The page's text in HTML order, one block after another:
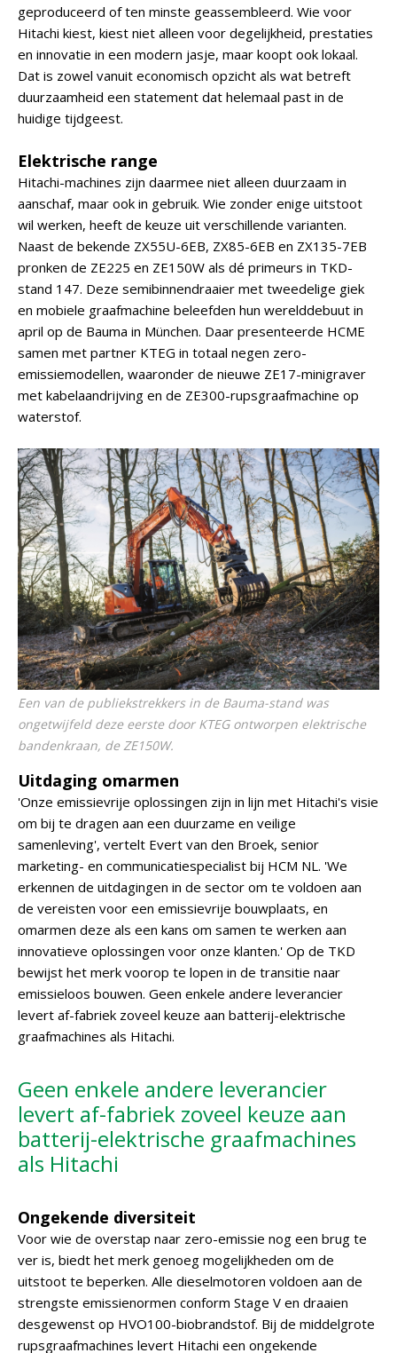
geproduceerd of ten minste geassembleerd. Wie voor
Hitachi kiest, kiest niet alleen voor degelijkheid, prestaties
en innovatie in een modern jasje, maar koopt ook lokaal.
Dat is zowel vanuit economisch opzicht als wat betreft
duurzaamheid een statement dat helemaal past in de
huidige tijdgeest.
Elektrische range
Hitachi-machines zijn daarmee niet alleen duurzaam in
aanschaf, maar ook in gebruik. Wie zonder enige uitstoot
wil werken, heeft de keuze uit verschillende varianten.
Naast de bekende ZX55U-6EB, ZX85-6EB en ZX135-7EB
pronken de ZE225 en ZE150W als dé primeurs in TKD-
stand 147. Deze semibinnendraaier met tweedelige giek
en mobiele graafmachine beleefden hun werelddebuut in
april op de Bauma in München. Daar presenteerde HCME
samen met partner KTEG in totaal negen zero-
emissiemodellen, waaronder de nieuwe ZE17-minigraver
met kabelaandrijving en de ZE300-rupsgraafmachine op
waterstof.
Een van de publiekstrekkers in de Bauma-stand was
ongetwijfeld deze eerste door KTEG ontworpen elektrische
bandenkraan, de ZE150W.
Uitdaging omarmen
'Onze emissievrije oplossingen zijn in lijn met Hitachi's visie
om bij te dragen aan een duurzame en veilige
samenleving', vertelt Evert van den Broek, senior
marketing- en communicatiespecialist bij HCM NL. 'We
erkennen de uitdagingen in de sector om te voldoen aan
de vereisten voor een emissievrije bouwplaats, en
omarmen deze als een kans om samen te werken aan
innovatieve oplossingen voor onze klanten.' Op de TKD
bewijst het merk voorop te lopen in de transitie naar
emissieloos bouwen. Geen enkele andere leverancier
levert af-fabriek zoveel keuze aan batterij-elektrische
graafmachines als Hitachi.
Geen enkele andere leverancier
levert af-fabriek zoveel keuze aan
batterij-elektrische graafmachines
als Hitachi
Ongekende diversiteit
Voor wie de overstap naar zero-emissie nog een brug te
ver is, biedt het merk genoeg mogelijkheden om de
uitstoot te beperken. Alle dieselmotoren voldoen aan de
strengste emissienormen conform Stage V en draaien
desgewenst op HVO100-biobrandstof. Bij de middelgrote
rupsgraafmachines levert Hitachi een ongekende